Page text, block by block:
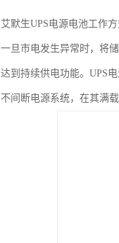
艾默生UPS电源电池工作
一旦市电发生异常时，将
达到持续供电功能。UPS
不间断电源系统，在其满